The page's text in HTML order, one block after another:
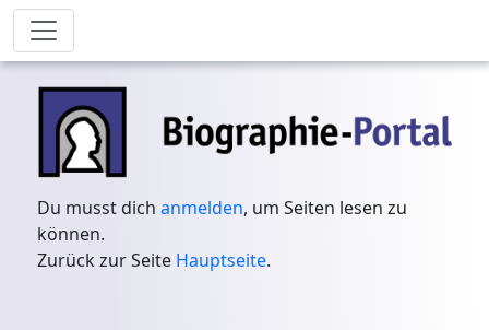
Du musst dichanmelden, um Seiten lesen zu
können.
Zurück zur Seite Hauptseite.